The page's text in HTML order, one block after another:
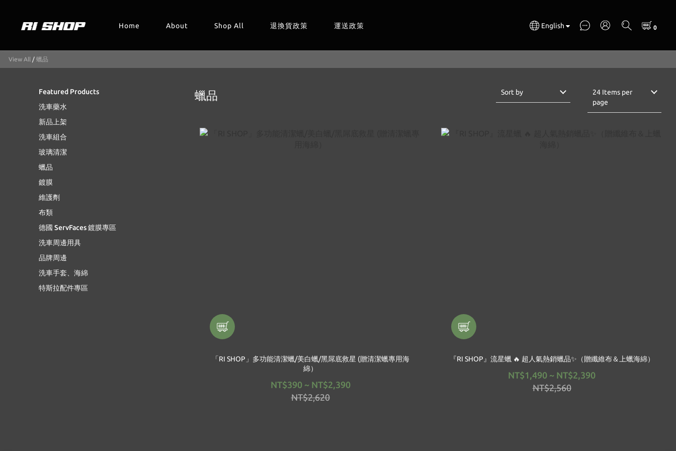
Home About Shop All 退換貨政策 運送政策 English
View All / 蠟品
Featured Products
洗車藥水
新品上架
洗車組合
玻璃清潔
蠟品
鍍膜
維護劑
布類
德國 ServFaces 鍍膜專區
洗車周邊用具
品牌周邊
洗車手套、海綿
特斯拉配件專區
蠟品 Sort by
24 Items per
page
「RI SHOP」多功能清潔蠟/美白蠟/黑屌底救星 (贈清潔蠟專用海
綿）
NT$390 ~ NT$2,390
NT$2,620
『RI SHOP』流星蠟 🔥 超人氣熱銷蠟品✨（贈纖維布＆上蠟海綿）
NT$1,490 ~ NT$2,390
NT$2,560